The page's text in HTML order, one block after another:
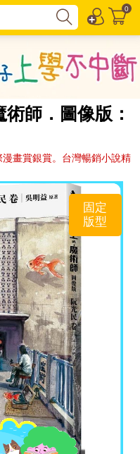
0
術師．圖像版：
畫賞銀賞。台灣暢銷小說精
固定
版型